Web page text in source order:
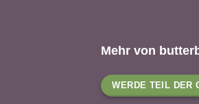
Mehr von
WERDE TEIL DER